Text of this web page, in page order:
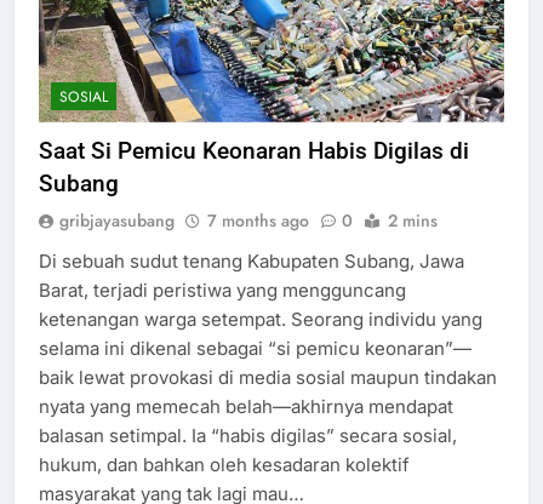
SOSIAL
Saat Si Pemicu Keonaran Habis Digilas di
Subang
gribjayasubang 7 months ago 0 2 mins
Di sebuah sudut tenang Kabupaten Subang, Jawa
Barat, terjadi peristiwa yang mengguncang
ketenangan warga setempat. Seorang individu yang
selama ini dikenal sebagai “si pemicu keonaran”—
baik lewat provokasi di media sosial maupun tindakan
nyata yang memecah belah—akhirnya mendapat
balasan setimpal. Ia “habis digilas” secara sosial,
hukum, dan bahkan oleh kesadaran kolektif
masyarakat yang tak lagi mau…